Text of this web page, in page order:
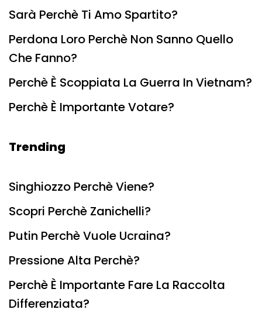
Sarà Perchè Ti Amo Spartito?
Perdona Loro Perchè Non Sanno Quello
Che Fanno?
Perchè È Scoppiata La Guerra In Vietnam?
Perchè È Importante Votare?
Trending
Singhiozzo Perchè Viene?
Scopri Perchè Zanichelli?
Putin Perchè Vuole Ucraina?
Pressione Alta Perchè?
Perchè È Importante Fare La Raccolta
Differenziata?